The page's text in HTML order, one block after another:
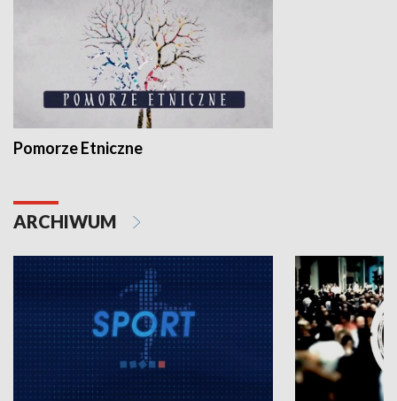
Pomorze Etniczne
ARCHIWUM